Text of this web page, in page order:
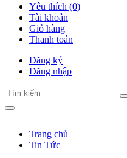
Yêu thích (0)
Tài khoản
Giỏ hàng
Thanh toán
Đăng ký
Đăng nhập
Trang chủ
Tin Tức